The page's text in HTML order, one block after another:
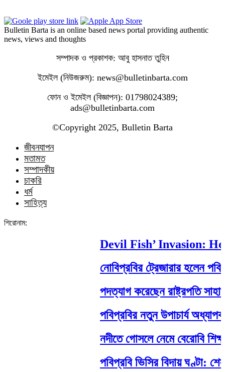
Bulletin Barta is an online based news portal providing authentic
news, views and thoughts
সম্পাদক ও প্রকাশক: আবু হাসনাত তুহিন
ইমেইল (নিউজরুম): news@bulletinbarta.com
ফোন ও ইমেইল (বিজ্ঞাপন): 01798024389;
ads@bulletinbarta.com
©️Copyright 2025, Bulletin Barta
জীবনযাপন
মতামত
সম্পাদকীয়
চাকরি
ধর্ম
সাহিত্য
শিরোনাম:
Devil Fish’ Invasion: How
নোবিপ্রবির ট্রেজারার হলেন
পদত্যাগ করেছেন রাষ্ট্রপতি সাহাবুদ্দিন
পবিপ্রবির নতুন উপাচার্য অধ্যাপক
নদীতে গোসলে নেমে বেরোবি
পবিপ্রবি ভিসির বিদায় ঘণ্টা: